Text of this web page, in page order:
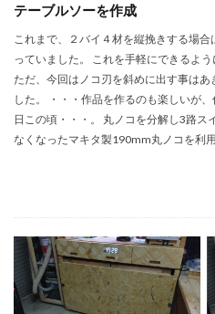
テーブルソーを作成
これまで、２バイ４材を縦挽きする場
っていました。 これを手軽にできるよ
ただ、今回はノコ刃を斜めに出す事は
した。 ・・・作品を作るのも楽しいが
日この頃・・・。 丸ノコを分解し3路ス
なくなったマキタ製190mm丸ノコを利